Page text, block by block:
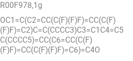
R00F978,1g
OC1=C(C2=CC(C(F)(F)F)=CC(C(F)
(F)F)=C2)C=C(CCCC3)C3=C1C4=C5
C(CCCC5)=CC(C6=CC(C(F)
(F)F)=CC(C(F)(F)F)=C6)=C4O